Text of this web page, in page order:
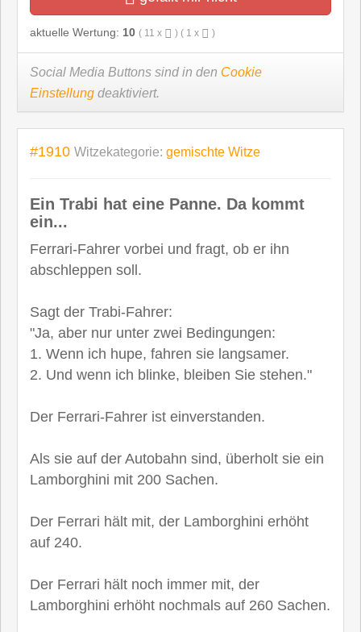
aktuelle Wertung: 10 ( 11 x ) ( 1 x )
Social Media Buttons sind in den Cookie
Einstellung deaktiviert.
#1910 Witzekategorie: gemischte Witze
Ein Trabi hat eine Panne. Da kommt
ein...
Ferrari-Fahrer vorbei und fragt, ob er ihn
abschleppen soll.
Sagt der Trabi-Fahrer:
"Ja, aber nur unter zwei Bedingungen:
1. Wenn ich hupe, fahren sie langsamer.
2. Und wenn ich blinke, bleiben Sie stehen."
Der Ferrari-Fahrer ist einverstanden.
Als sie auf der Autobahn sind, überholt sie ein
Lamborghini mit 200 Sachen.
Der Ferrari hält mit, der Lamborghini erhöht
auf 240.
Der Ferrari hält noch immer mit, der
Lamborghini erhöht nochmals auf 260 Sachen.